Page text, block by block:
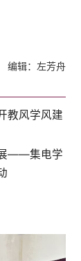
编辑：左芳舟
教风学风建
展——集电学